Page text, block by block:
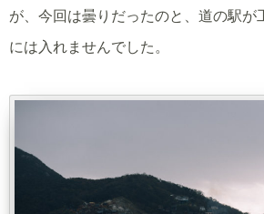
が、今回は曇りだったのと、道の駅が
には入れませんでした。